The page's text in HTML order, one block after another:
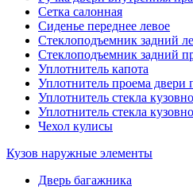
Сетка салонная
Сиденье переднее левое
Стеклоподъемник задний
Стеклоподъемник задний
Уплотнитель капота
Уплотнитель проема двери
Уплотнитель стекла
Уплотнитель стекла
Чехол кулисы
Кузов наружные элементы
Дверь багажника